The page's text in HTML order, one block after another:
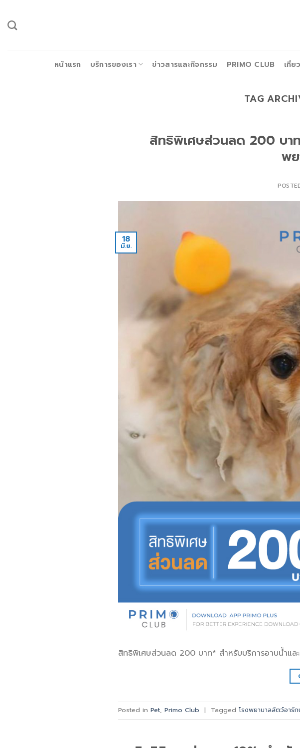
ยัง
หน้าแรก บริการของเรา ข่าวสารและกิจกรรม PRIMO CLUB เกี่ย
TAG
สิทธิพิเศษส่วนลด 200 บาท
พ
18
มิ.ย.
สิทธิพิเศษส่วนลด 200 บาท* สำหรับบริการอาบน้ำแล
Posted in Pet, Primo Club | Tagged โรงพยาบาลสัตว์อารั